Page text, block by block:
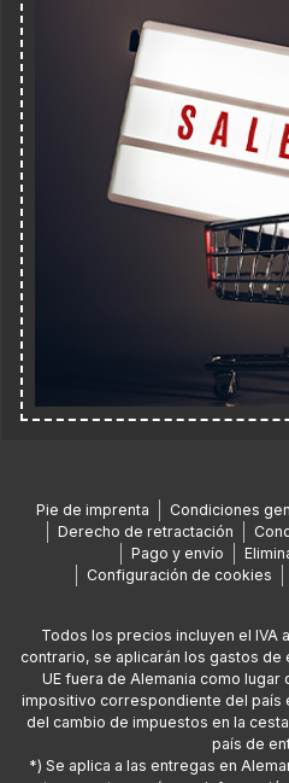
Pie de imprenta Condiciones
Derecho de retractación
Pago y envío
Configuración de cookies
Todos los precios incluyen el IVA
contrario, se aplicarán los gastos de
UE fuera de Alemania como
impositivo correspondiente del país
del cambio de impuestos en la
país de
*) Se aplica a las entregas en